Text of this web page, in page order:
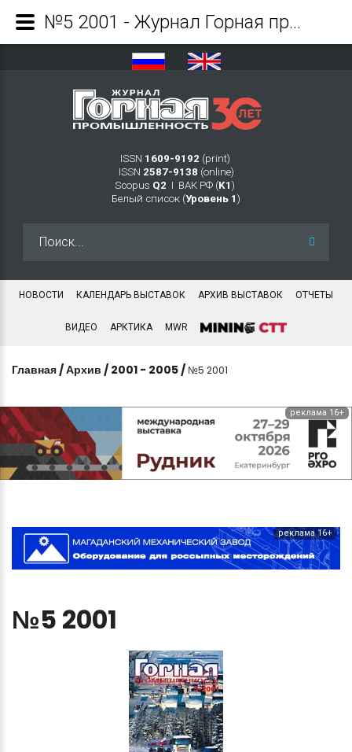
ISSN 1609-9192 (print)
ISSN 2587-9138 (online)
Scopus Q2 Ι ВАК РФ (K1 )
Белый список (Уровень 1 )
НОВОСТИ КАЛЕНДАРЬ ВЫСТАВОК АРХИВ ВЫСТАВОК ОТЧЕТЫ
ВИДЕО АРКТИКА MWR
Главная /Архив / 2001 - 2005 / №5 2001
реклама 16+
реклама 16+
№5 2001
№5 2001 - Журнал Горная промышленность